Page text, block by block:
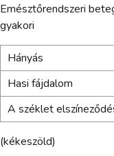
Emésztőrendszeri
gyakori
Hányás
Hasi fájdalom
A széklet
(kékeszöld)